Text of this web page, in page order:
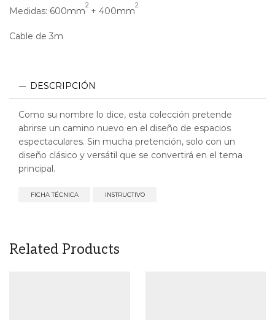
Medidas: 600mm
2
+ 400mm
2
Cable de 3m
DESCRIPCIÓN
Como su nombre lo dice, esta colección pretende
abrirse un camino nuevo en el diseño de espacios
espectaculares. Sin mucha pretención, solo con un
diseño clásico y versátil que se convertirá en el tema
principal.
FICHA TÉCNICA INSTRUCTIVO
Related Products